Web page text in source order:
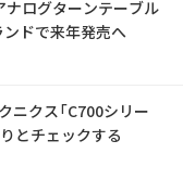
ナログターンテーブル
ンドで来年発売へ
ニクス「C700シリー
とチェックする